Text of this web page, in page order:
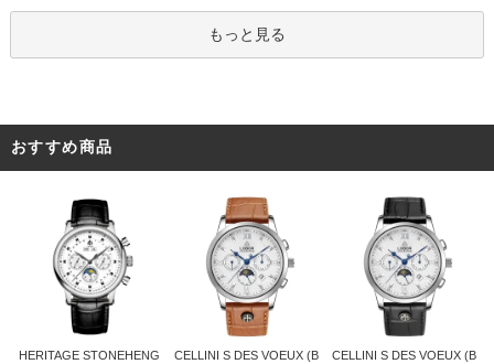
もっと見る
おすすめ商品
HERITAGE STONEHENG
CELLINI S DES VOEUX (B
CELLINI S DES VOEUX (B